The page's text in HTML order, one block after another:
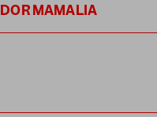
DOR MAMALIA